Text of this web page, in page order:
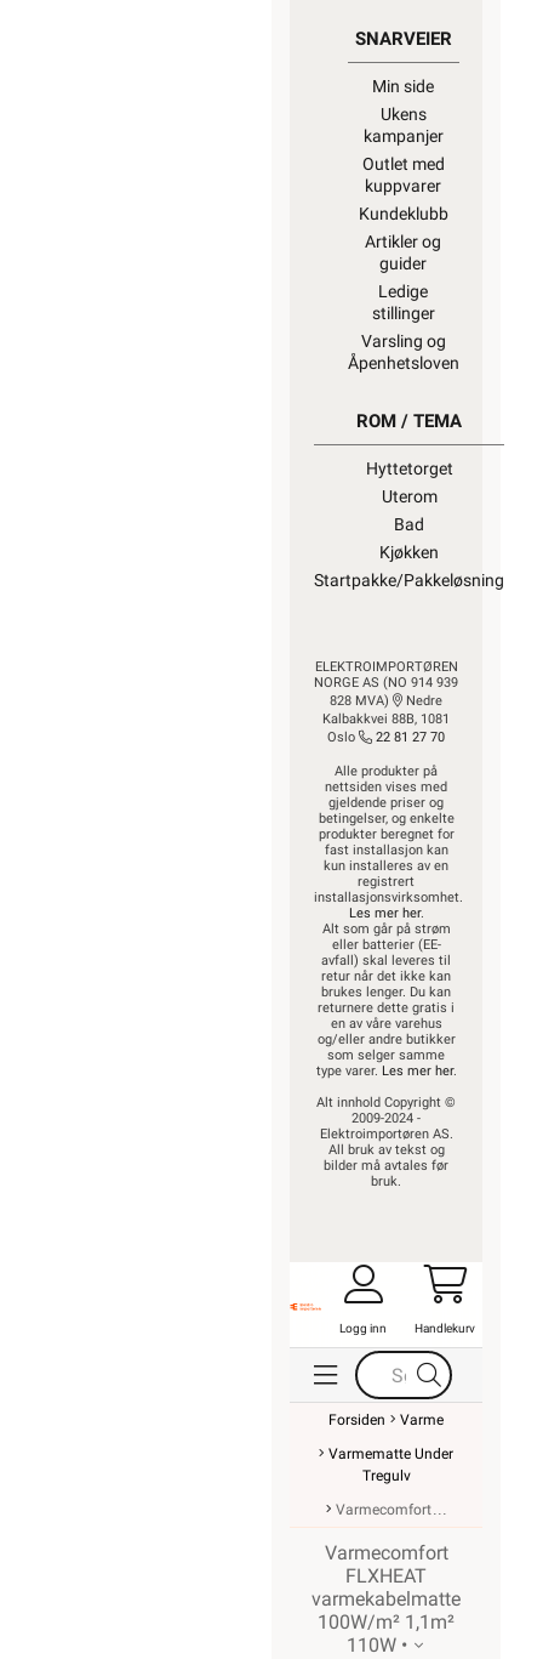
SNARVEIER
Min side
Ukens
kampanjer
Outlet med
kuppvarer
Kundeklubb
Artikler og
guider
Ledige
stillinger
Varsling og
Åpenhetsloven
ROM / TEMA
Hyttetorget
Uterom
Bad
Kjøkken
Startpakke/Pakkeløsning
ELEKTROIMPORTØREN
NORGE AS (NO 914 939
828 MVA)
Nedre
Kalbakkvei 88B, 1081
Oslo
22 81 27 70
Alle produkter på
nettsiden vises med
gjeldende priser og
betingelser, og enkelte
produkter beregnet for
fast installasjon kan
kun installeres av en
registrert
installasjonsvirksomhet.
Les mer her.
Alt som går på strøm
eller batterier (EE-
avfall) skal leveres til
retur når det ikke kan
brukes lenger. Du kan
returnere dette gratis i
en av våre varehus
og/eller andre butikker
som selger samme
type varer. Les mer her.
Alt innhold Copyright ©
2009-2024 -
Elektroimportøren AS.
All bruk av tekst og
bilder må avtales før
bruk.
Logg inn Handlekurv
Forsiden
Varme
Varmematte Under
Tregulv
Varmecomfort
Varmecomfort
FLXHEAT
varmekabelmatte
100W/m² 1,1m²
110W •